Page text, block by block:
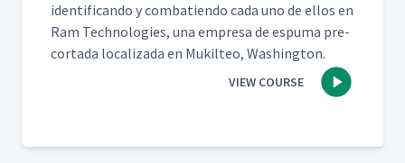
iden­ti­f­i­can­do y com­bat­ien­do cada uno de ellos en
Ram Tech­nolo­gies, una empre­sa de espuma pre-
cor­ta­da local­iza­da en Muk­il­teo, Washington.
VIEW COURSE